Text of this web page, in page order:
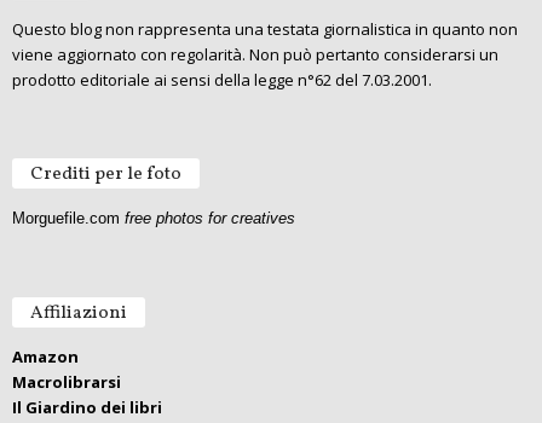
Questo blog non rappresenta una testata giornalistica in quanto non
viene aggiornato con regolarità. Non può pertanto considerarsi un
prodotto editoriale ai sensi della legge n°62 del 7.03.2001.
Crediti per le foto
Morguefile.com free photos for creatives
Affiliazioni
Amazon
Macrolibrarsi
Il Giardino dei libri